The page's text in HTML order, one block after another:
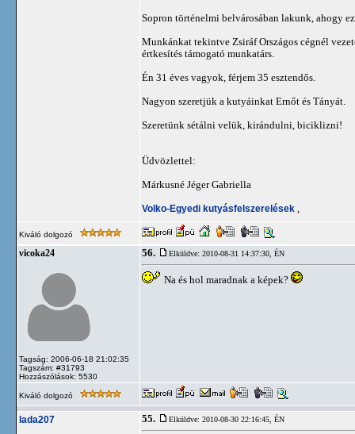
Sopron történelmi belvárosában lakunk, ahogy
Munkánkat tekintve Zsiráf Országos cégnél
értkesítés támogató munkatárs.
Én 31 éves vagyok, férjem 35 esztendős.
Nagyon szeretjük a kutyáinkat Ernőt és Tányát.
Szeretünk sétálni velük, kirándulni, biciklizni!
Üdvözlettel:
Márkusné Jéger Gabriella
Volko-Egyedi kutyásfelszerelések
Kiváló dolgozó
vicoka24
Tagság: 2006-06-18 21:02:35
Tagszám: #31793
Hozzászólások: 5530
56. Elküldve: 2010-08-31 14:37:30, ÉN
Na és hol maradnak a képek?
Kiváló dolgozó
lada207 55. Elküldve: 2010-08-30 22:16:45, ÉN